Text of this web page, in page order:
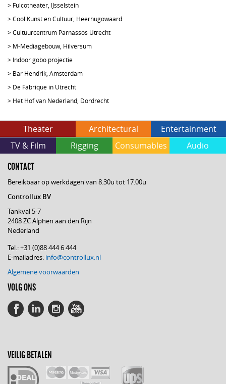
> Fulcotheater, IJsselstein
>Cool Kunst en Cultuur, Heerhugowaard
>Cultuurcentrum Parnassos Utrecht
> M-Mediagebouw, Hilversum
> Indoor gobo projectie
> Bar Hendrik, Amsterdam
> De Fabrique in Utrecht
> Het Hof van Nederland, Dordrecht
Theater Architectural
Entertainment
TV & Film
Rigging Consumables Audio
CONTACT
Bereikbaar op werkdagen van 8.30u tot 17.00u
Controllux BV
Tankval 5-7
2408 ZC Alphen aan den Rijn
Nederland
Tel.: +31 (0)88 444 6 444
E-mailadres: info@controllux.nl
Algemene voorwaarden
VOLG ONS
VEILIG BETALEN